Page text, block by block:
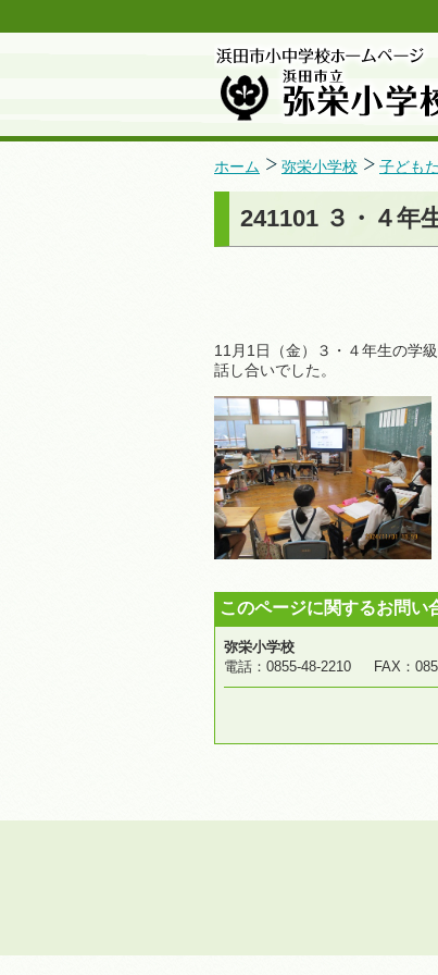
ホーム 弥栄小学校 子ども
241101 ３・４年
11月1日（金）３・４年生の学
話し合いでした。
このページに関するお問い
弥栄小学校
電話：0855-48-2210 FAX：